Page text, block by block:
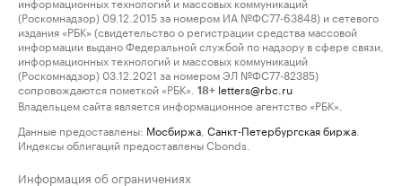
(Роскомнадзор) 09.12.2015 за номером ИА №ФС77-63848) и сетевого
издания «РБК» (свидетельство о регистрации средства массовой
информации выдано Федеральной службой по надзору в сфере связи,
информационных технологий и массовых коммуникаций
(Роскомнадзор) 03.12.2021 за номером ЭЛ №ФС77-82385)
сопровождаются пометкой «РБК».
18+ letters@rbc.ru
Владельцем сайта является информационное агентство «РБК».
Данные предоставлены: Мосбиржа Санкт-Петербургская биржа
Индексы облигаций предоставлены Cbonds.
Информация об ограничениях